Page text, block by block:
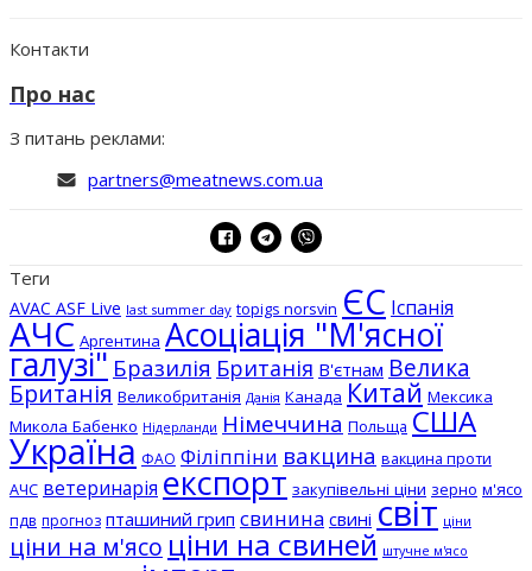
Контакти
Про нас
З питань реклами:
partners@meatnews.com.ua
Теги
AVAC ASF Live last summer day topigs norsvin ЄС Іспанія
АЧС Аргентина Асоціація "М'ясної
галузі" Бразилія Британія В'єтнам Велика
Британія Великобританія Данія Канада Китай Мексика
Микола Бабенко Нідерланди Німеччина Польща США
Україна ФАО Філіппіни вакцина вакцина проти
АЧС ветеринарія експорт закупівельні ціни зерно м'ясо
пдв прогноз пташиний грип свинина свині світ ціни
ціни на м'ясо ціни на свиней штучне м'ясо